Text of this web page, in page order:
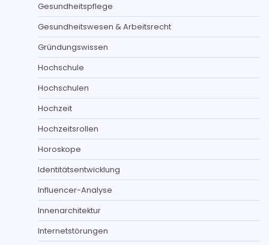
Gesundheitspflege
Gesundheitswesen & Arbeitsrecht
Gründungswissen
Hochschule
Hochschulen
Hochzeit
Hochzeitsrollen
Horoskope
Identitätsentwicklung
Influencer-Analyse
Innenarchitektur
Internetstörungen